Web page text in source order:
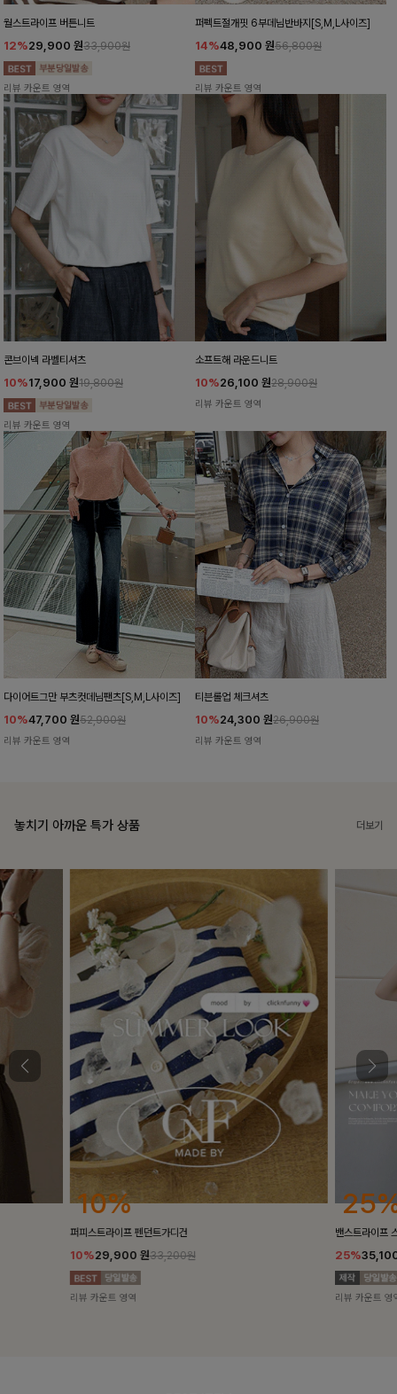
월스트라이프 버튼니트
12%29,900 원33,900원
리뷰 카운트 영역
퍼펙트절개핏 6부데님반바지[S,M,L사이즈]
14%48,900 원56,800원
리뷰 카운트 영역
콘브이넥 라벨티셔츠
10%17,900 원19,800원
리뷰 카운트 영역
소프트해 라운드니트
10%26,100 원28,900원
리뷰 카운트 영역
다이어트그만 부츠컷데님팬츠[S,M,L사이즈]
10%47,700 원52,900원
리뷰 카운트 영역
티븐롤업 체크셔츠
10%24,300 원26,900원
리뷰 카운트 영역
놓치기 아까운 특가 상품 더보기
25%
밴스트라이프 스트링원피스
25%35,100 원46,800원
리뷰 카운트 영역
10%
[5천장돌파/
10%
리뷰 카운트 영